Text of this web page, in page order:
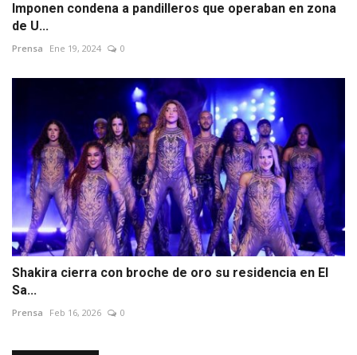
Imponen condena a pandilleros que operaban en zona
de U...
Prensa Ene 19, 2024 0
Shakira cierra con broche de oro su residencia en El
Sa...
Prensa Feb 16, 2026 0